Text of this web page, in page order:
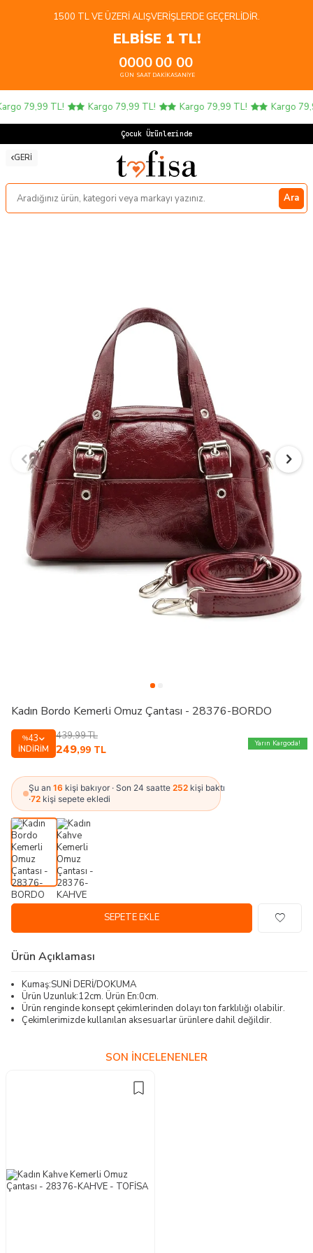
1500 TL VE ÜZERI ALIŞVERIŞLERDE GEÇERLIDIR.
ELBİSE 1 TL!
00
GÜN
00
SAAT
00
DAKIKA
00
SANIYE
79,99 TL! Kargo 79,99 TL! Kargo 79,99 TL! Kargo
Çocuk Ürünlerinde 4
GERI
Ara
Kadın Bordo Kemerli Omuz Çantası - 28376-BORDO
%43
İNDIRIM
439,99TL
249,99 TL
Yarın Kargoda!
Şu an 16 kişi bakıyor · Son 24 saatte 252 kişi baktı
·72 kişi sepete ekledi
SEPETE EKLE
Ürün Açıklaması
Kumaş:SUNİ DERİ/DOKUMA
Ürün Uzunluk:12cm. Ürün En:0cm.
Ürün renginde konsept çekimlerinden dolayı ton farklılığı olabilir.
Çekimlerimizde kullanılan aksesuarlar ürünlere dahil değildir.
SON İNCELENENLER